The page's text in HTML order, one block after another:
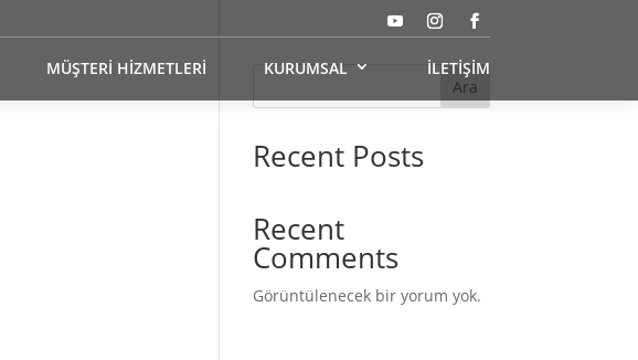
MÜŞTERİ HİZMETLERİ KURUMSAL İLETİŞİM
Ara
Recent Posts
Recent
Comments
Görüntülenecek bir yorum yok.